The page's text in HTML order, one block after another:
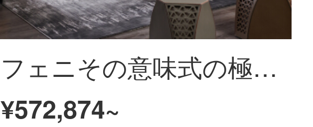
フェニその意味式の極简頭階の牛革のソファーの双三人の別荘イタリアの馬鞍皮の本皮の本革L形の組み合わせ家具【L型回転角ソファー】三人の位+貴妃の位のイタリア式の極简
¥572,874~